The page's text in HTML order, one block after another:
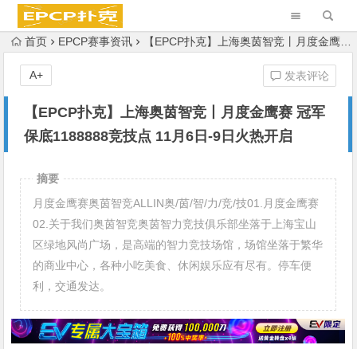
首页 EPCP赛事资讯 【EPCP扑克】上海奥茵智竞丨月度金鹰赛 冠军保底1188888竞技点 11月6日-9日火热开启
【EPCP扑克】上海奥茵智竞丨月度金鹰赛 冠军
保底1188888竞技点 11月6日-9日火热开启
发表评论
A+
摘要
月度金鹰赛奥茵智竞ALLIN奥/茵/智/力/竞/技01.月度金鹰赛
02.关于我们奥茵智竞奥茵智力竞技俱乐部坐落于上海宝山
区绿地风尚广场，是高端的智力竞技场馆，场馆坐落于繁华
的商业中心，各种小吃美食、休闲娱乐应有尽有。停车便
利，交通发达。